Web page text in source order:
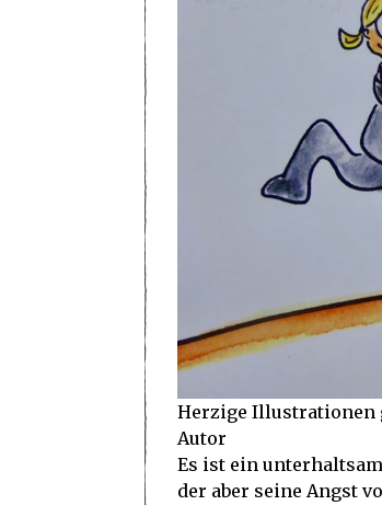
Herzige Illustrationen
Autor
Es ist ein
der aber seine Angst